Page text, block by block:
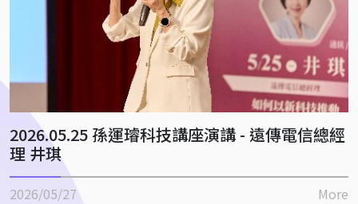
2026.05.25 孫運璿科技講座演講 - 遠傳電信總經
理 井琪
2026/05/27 More